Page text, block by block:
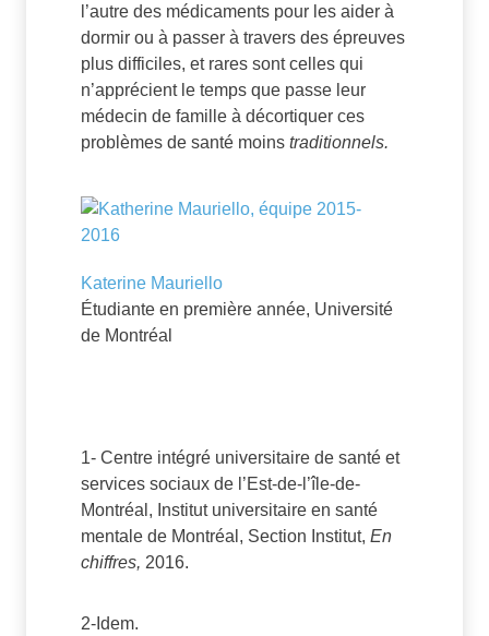
l’autre des médicaments pour les aider à
dormir ou à passer à travers des épreuves
plus difficiles, et rares sont celles qui
n’apprécient le temps que passe leur
médecin de famille à décortiquer ces
problèmes de santé moins traditionnels.
Katerine Mauriello
Étudiante en première année, Université
de Montréal
1- Centre intégré universitaire de santé et
services sociaux de l’Est-de-l’île-de-
Montréal, Institut universitaire en santé
mentale de Montréal, Section Institut, En
chiffres, 2016.
2-Idem.